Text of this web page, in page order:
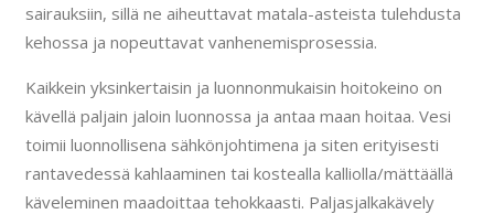
sairauksiin, sillä ne aiheuttavat matala-asteista tulehdusta
kehossa ja nopeuttavat vanhenemisprosessia.
Kaikkein yksinkertaisin ja luonnonmukaisin hoitokeino on
kävellä paljain jaloin luonnossa ja antaa maan hoitaa. Vesi
toimii luonnollisena sähkönjohtimena ja siten erityisesti
rantavedessä kahlaaminen tai kostealla kalliolla/mättäällä
käveleminen maadoittaa tehokkaasti. Paljasjalkakävely